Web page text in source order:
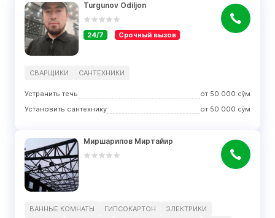
Turgunov Odiljon
24/7 Срочный вызов
СВАРЩИКИ САНТЕХНИКИ
Устранить течь от 50 000 сўм
Установить сантехнику
от 50 000 сўм
Миршарипов Миртайир
ВАННЫЕ КОМНАТЫ ГИПСОКАРТОН ЭЛЕКТРИКИ